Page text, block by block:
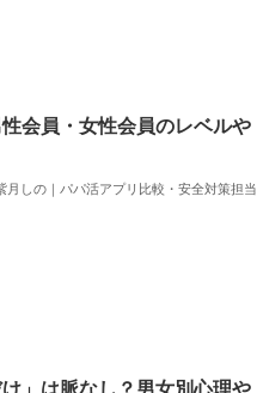
会員・女性会員のレベルや
月しの｜パパ活アプリ比較・安全対策担当
」は脈なし？男女別心理や